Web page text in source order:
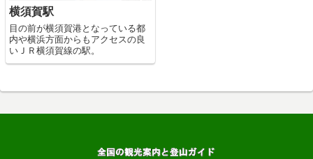
横須賀駅
目の前が横須賀港となっている都
内や横浜方面からもアクセスの良
いＪＲ横須賀線の駅。